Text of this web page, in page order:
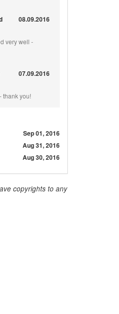
08.09.2016
very well -
07.09.2016
thank you!
Sep 01, 2016
Aug 31, 2016
Aug 30, 2016
copyrights to any